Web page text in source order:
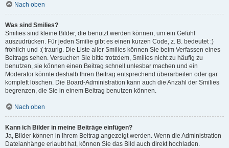
Nach oben
Was sind Smilies?
Smilies sind kleine Bilder, die benutzt werden können, um ein Gefühl
auszudrücken. Für jeden Smilie gibt es einen kurzen Code, z. B. bedeutet :)
fröhlich und :( traurig. Die Liste aller Smilies können Sie beim Verfassen eines
Beitrags sehen. Versuchen Sie bitte trotzdem, Smilies nicht zu häufig zu
benutzen, sie können einen Beitrag schnell unlesbar machen und ein
Moderator könnte deshalb Ihren Beitrag entsprechend überarbeiten oder gar
komplett löschen. Die Board-Administration kann auch die Anzahl der Smilies
begrenzen, die Sie in einem Beitrag benutzen können.
Nach oben
Kann ich Bilder in meine Beiträge einfügen?
Ja, Bilder können in Ihrem Beitrag angezeigt werden. Wenn die Administration
Dateianhänge erlaubt hat, können Sie das Bild auch direkt hochladen.